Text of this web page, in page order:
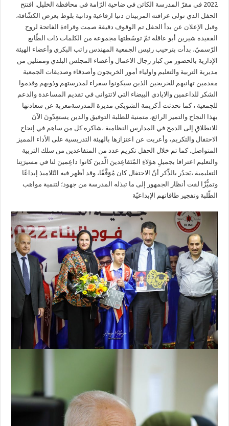
2022 في مقرّ المدرسة الكائن في ضاحية الرّامة في محافظة الخليل. افتتح
الحفل الذي تولى عرافته المربيتان دنيا ارفاعية ودانية بلوط بعرض الكشّافة،
وقبل الإعلان عن بدأ الحفل تم الوقوف دقيقة صمت وقراءة الفاتحة لروح
الفقيدة شيرين أبو عاقلة ثمّ توسّطتها مجموعة من الكلمات ذات الطّابع
الرّسميّ، بدأت بترحيب رئيس الجمعية المهندس راتب البكري وأعضاء الهيئة
الإدارية بالحضور من كبار رجال الاعمال وأعضاء المجلس البلدي وممثلين من
مديرية التربية والتعليم واولياء أمور الخريجون وأصدقاء وصديقات الجمعية
مقدمين تهانيهم للخريجين الذين سيكونوا سفراء لمدرستهم وذويهم وقدموا
الشكر للداعمين والايادي البيضاء التي لاتتوانى في تقديم المساعدة والدعم
للجمعية ، كما تحدثت أ.كريمة الشويكي مديرة المدرسةمعربة عن سعادتها
بهذا النجاح والتميز الرائع، متمنية للطلبة التوفيق والذين يستعِدّونَ الآنَ
للانطلاقِ إلى الدمج في المدارس النظامية ،شاكره كل من ساهم في إنجاح
الاحتفال والتكريم، وأعربت عن اعتزازها بالهيئة التدريسية على الأداء المميز
المتواصل. كما تم خلال الحفل تكريم عدد من المتفاعدين من سلك التربية
والتعليم اعترافا بجميلِ هؤلاءِ المُتَقاعِدينَ الَّذينَ كانوا داعِمينَ لنا في مسيرَتِنا
التعليمية ،يَجدُر بالذِّكر أنّ الاحتفال كان مُوَفَّقًا، وقد أظهر فيه التّلاميذ إبداعًا
وتميُّزًا لفت أنظار الجمهور إلى ما تبذله المدرسة من جهود؛ لتنمية مواهب
الطّلبة وتفجير طاقاتهم الإبداعيّة